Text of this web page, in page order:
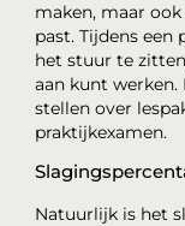
maken, maar
past. Tijdens een
het stuur te
aan kunt
stellen over
praktijkexamen.
Natuurlijk is het